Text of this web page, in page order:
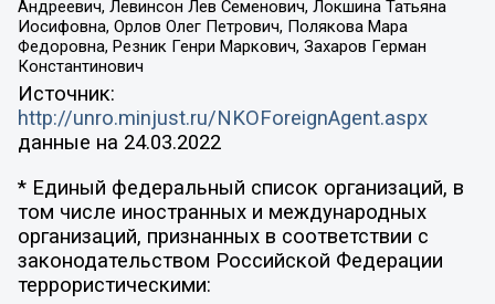
Андреевич, Левинсон Лев Семенович, Локшина Татьяна
Иосифовна, Орлов Олег Петрович, Полякова Мара
Федоровна, Резник Генри Маркович, Захаров Герман
Константинович
Источник:
http://unro.minjust.ru/NKOForeignAgent.aspx
данные на 24.03.2022
* Единый федеральный список организаций, в
том числе иностранных и международных
организаций, признанных в соответствии с
законодательством Российской Федерации
террористическими: